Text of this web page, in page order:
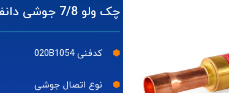
چک ولو 7/8 جوشی دانفوس سری NRV19s
کدفنی 020B1054
نوع اتصال جوشی